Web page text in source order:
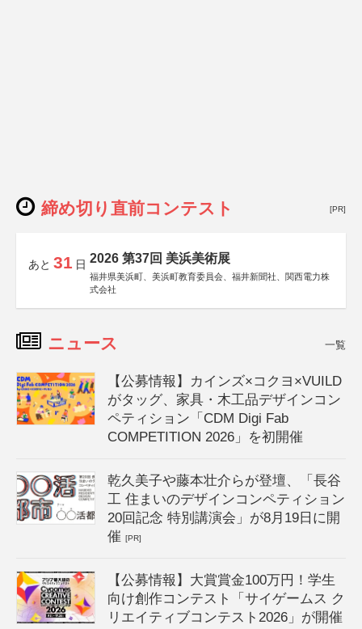
締め切り直前コンテスト [PR]
あと 31 日 2026 第37回 美浜美術展
福井県美浜町、美浜町教育委員会、福井新聞社、関西電力株
式会社
ニュース 一覧
【公募情報】カインズ×コクヨ×VUILD
がタッグ、家具・木工品デザインコン
ペティション「CDM Digi Fab
COMPETITION 2026」を初開催
乾久美子や藤本壮介らが登壇、「長谷
工 住まいのデザインコンペティション
20回記念 特別講演会」が8月19日に開
催[PR]
【公募情報】大賞賞金100万円！学生
向け創作コンテスト「サイゲームス ク
リエイティブコンテスト2026」が開催